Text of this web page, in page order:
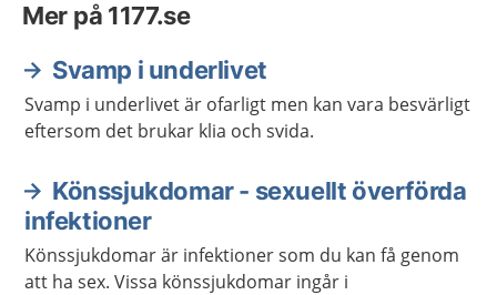
Mer på 1177.se
Svamp i underlivet
Svamp i underlivet är ofarligt men kan vara besvärligt
eftersom det brukar klia och svida.
Könssjukdomar - sexuellt överförda
infektioner
Könssjukdomar är infektioner som du kan få genom
att ha sex. Vissa könssjukdomar ingår i